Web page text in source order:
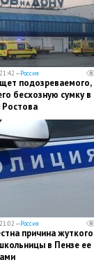
—Россия
подозреваемого,
бесхозную сумку в
Ростова
—Россия
причина жуткого
в Пензе ее